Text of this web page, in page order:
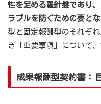
性を定める羅針盤であり
ラブルを防ぐための要とな
型と固定報酬型のそれぞ
き「重要事項」について
成果報酬型契約書：